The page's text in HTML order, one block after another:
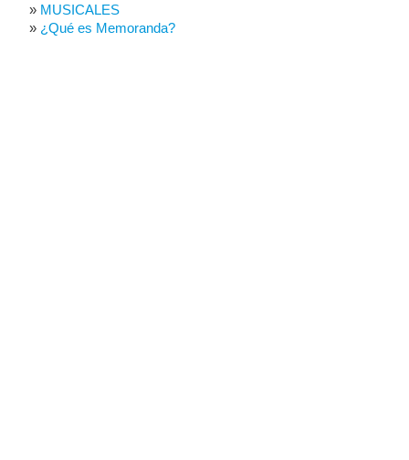
MUSICALES
¿Qué es Memoranda?